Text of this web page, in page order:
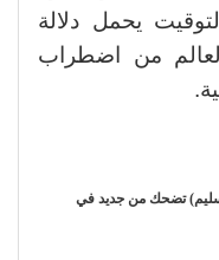
يحمل دلالة
من اضطراب
تضحك من جديد في